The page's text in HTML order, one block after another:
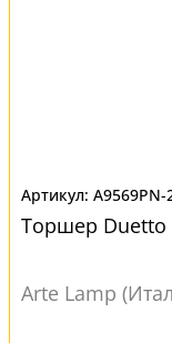
A9569PN-
Торшер Duetto
Arte Lamp